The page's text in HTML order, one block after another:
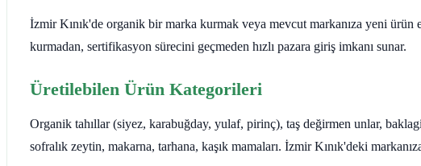
İzmir Kınık'de organik bir marka kurmak veya mevcut markanıza yeni ürün
kurmadan, sertifikasyon sürecini geçmeden hızlı pazara giriş imkanı sunar.
Üretilebilen Ürün Kategorileri
Organik tahıllar (siyez, karabuğday, yulaf, pirinç), taş değirmen unlar,
sofralık zeytin, makarna, tarhana, kaşık mamaları. İzmir Kınık'deki